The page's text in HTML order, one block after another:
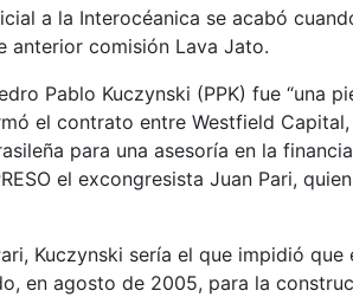
a la Interocéanica se acabó
anterior comisión Lava Jato.
Pablo Kuczynski (PPK) fue “una
el contrato entre Westfield
para una asesoría en la
el excongresista Juan Pari,
Kuczynski sería el que impidió
en agosto de 2005, para la